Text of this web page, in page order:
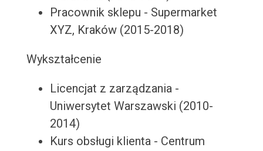
Pracownik sklepu - Supermarket
XYZ, Kraków (2015-2018)
Wykształcenie
Licencjat z zarządzania -
Uniwersytet Warszawski (2010-
2014)
Kurs obsługi klienta - Centrum